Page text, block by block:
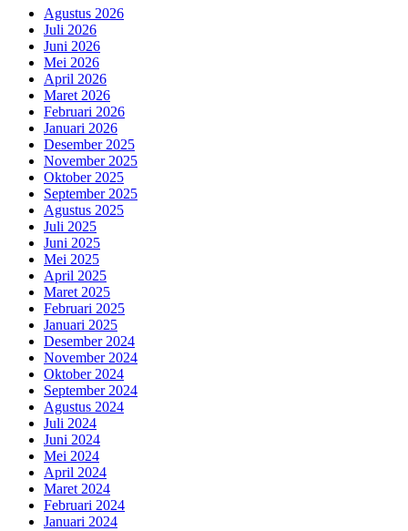
Agustus 2026
Juli 2026
Juni 2026
Mei 2026
April 2026
Maret 2026
Februari 2026
Januari 2026
Desember 2025
November 2025
Oktober 2025
September 2025
Agustus 2025
Juli 2025
Juni 2025
Mei 2025
April 2025
Maret 2025
Februari 2025
Januari 2025
Desember 2024
November 2024
Oktober 2024
September 2024
Agustus 2024
Juli 2024
Juni 2024
Mei 2024
April 2024
Maret 2024
Februari 2024
Januari 2024